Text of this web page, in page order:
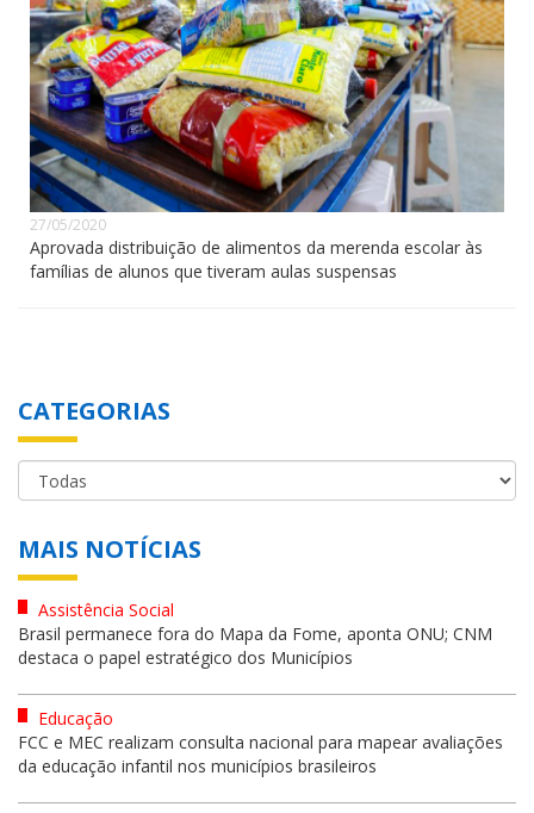
27/05/2020
Aprovada distribuição de alimentos da merenda escolar às
famílias de alunos que tiveram aulas suspensas
CATEGORIAS
MAIS NOTÍCIAS
Assistência Social
Brasil permanece fora do Mapa da Fome, aponta ONU; CNM
destaca o papel estratégico dos Municípios
Educação
FCC e MEC realizam consulta nacional para mapear avaliações
da educação infantil nos municípios brasileiros